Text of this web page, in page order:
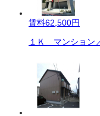
賃料62,500円
１Ｋ マンション